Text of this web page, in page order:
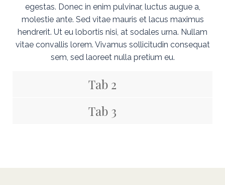
egestas. Donec in enim pulvinar, luctus augue a,
molestie ante. Sed vitae mauris et lacus maximus
hendrerit. Ut eu lobortis nisi, at sodales urna. Nullam
vitae convallis lorem. Vivamus sollicitudin consequat
sem, sed laoreet nulla pretium eu.
Tab 2
Tab 3